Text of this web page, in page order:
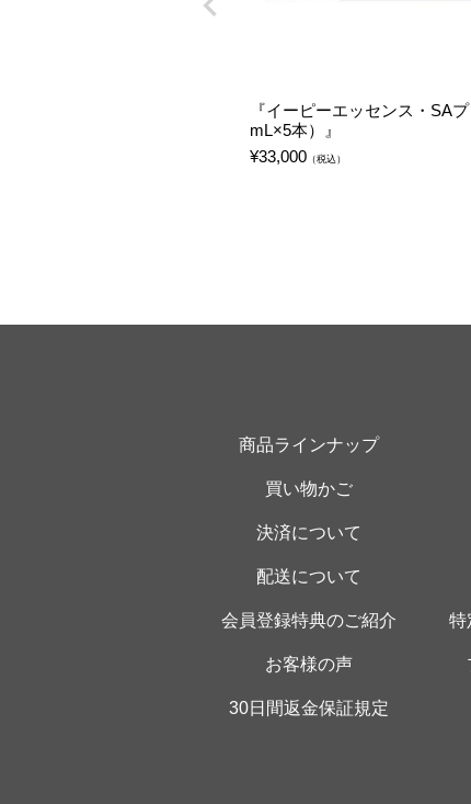
『イーピーエッセンス・SA
mL×5本）』
¥33,000 （税込）
商品ラインナップ
買い物かご
決済について
配送について
会員登録特典のご紹介 特
お客様の声
30日間返金保証規定